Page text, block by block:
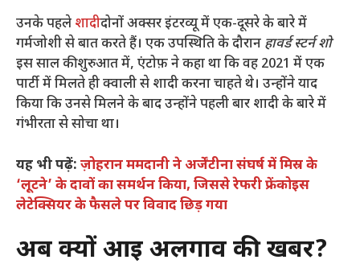
उनके पहले शादीदोनों अक्सर इंटरव्यू में एक-दूसरे के बारे में
गर्मजोशी से बात करते हैं। एक उपस्थिति के दौरान हावर्ड स्टर्न शो
इस साल की शुरुआत में, एंटोफ़ ने कहा था कि वह 2021 में एक
पार्टी में मिलते ही क्वाली से शादी करना चाहते थे। उन्होंने याद
किया कि उनसे मिलने के बाद उन्होंने पहली बार शादी के बारे में
गंभीरता से सोचा था।
यह भी पढ़ें: ज़ोहरान ममदानी ने अर्जेंटीना संघर्ष में मिस्र के
‘लूटने’ के दावों का समर्थन किया, जिससे रेफरी फ्रेंकोइस
लेटेक्सियर के फैसले पर विवाद छिड़ गया
अब क्यों आई अलगाव की खबर?